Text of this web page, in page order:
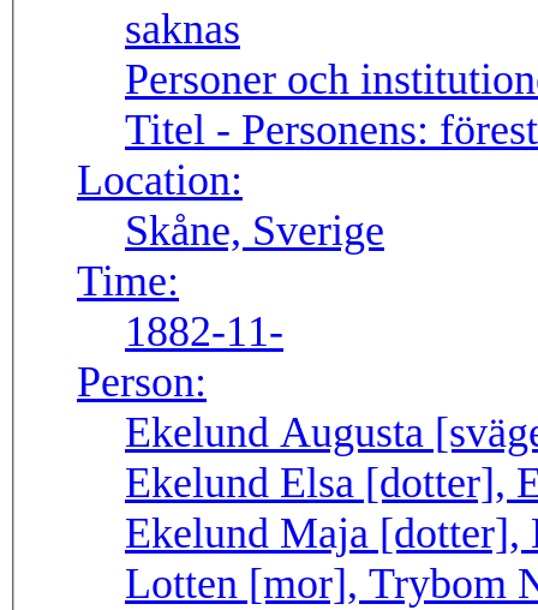
Personer och
Titel - Personens:
Location:
Skåne, Sverige
Time:
1882-11-
Person:
Ekelund Augusta
Ekelund Elsa [dotter],
Ekelund Maja [dotter],
Lotten [mor], Trybom